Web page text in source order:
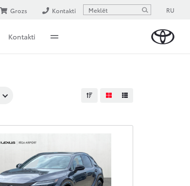
Kontakti
Grozs Kontakti RU